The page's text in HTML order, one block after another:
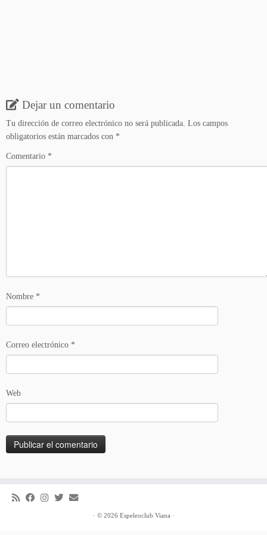
Dejar un comentario
Tu dirección de correo electrónico no será publicada. Los campos
obligatorios están marcados con *
Comentario *
Nombre *
Correo electrónico *
Web
· © 2026 Espeleoclub Viana ·